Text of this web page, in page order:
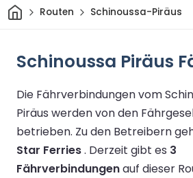
HeimRouten Schinoussa-Piräus
Schinoussa Piräus
Die Fährverbindungen vom
Piräus werden von den
betrieben. Zu den Betreibern
Star Ferries. Derzeit gibt es 3
Fährverbindungenauf dieser